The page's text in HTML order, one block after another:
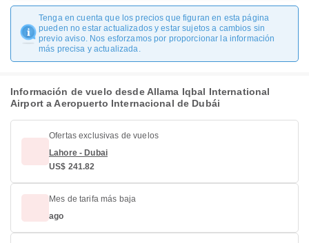
Tenga en cuenta que los precios que figuran en esta página
pueden no estar actualizados y estar sujetos a cambios sin
previo aviso. Nos esforzamos por proporcionar la información
más precisa y actualizada.
Información de vuelo desde Allama Iqbal International
Airport a Aeropuerto Internacional de Dubái
Ofertas exclusivas de vuelos
Lahore - Dubai
US$ 241.82
Mes de tarifa más baja
ago